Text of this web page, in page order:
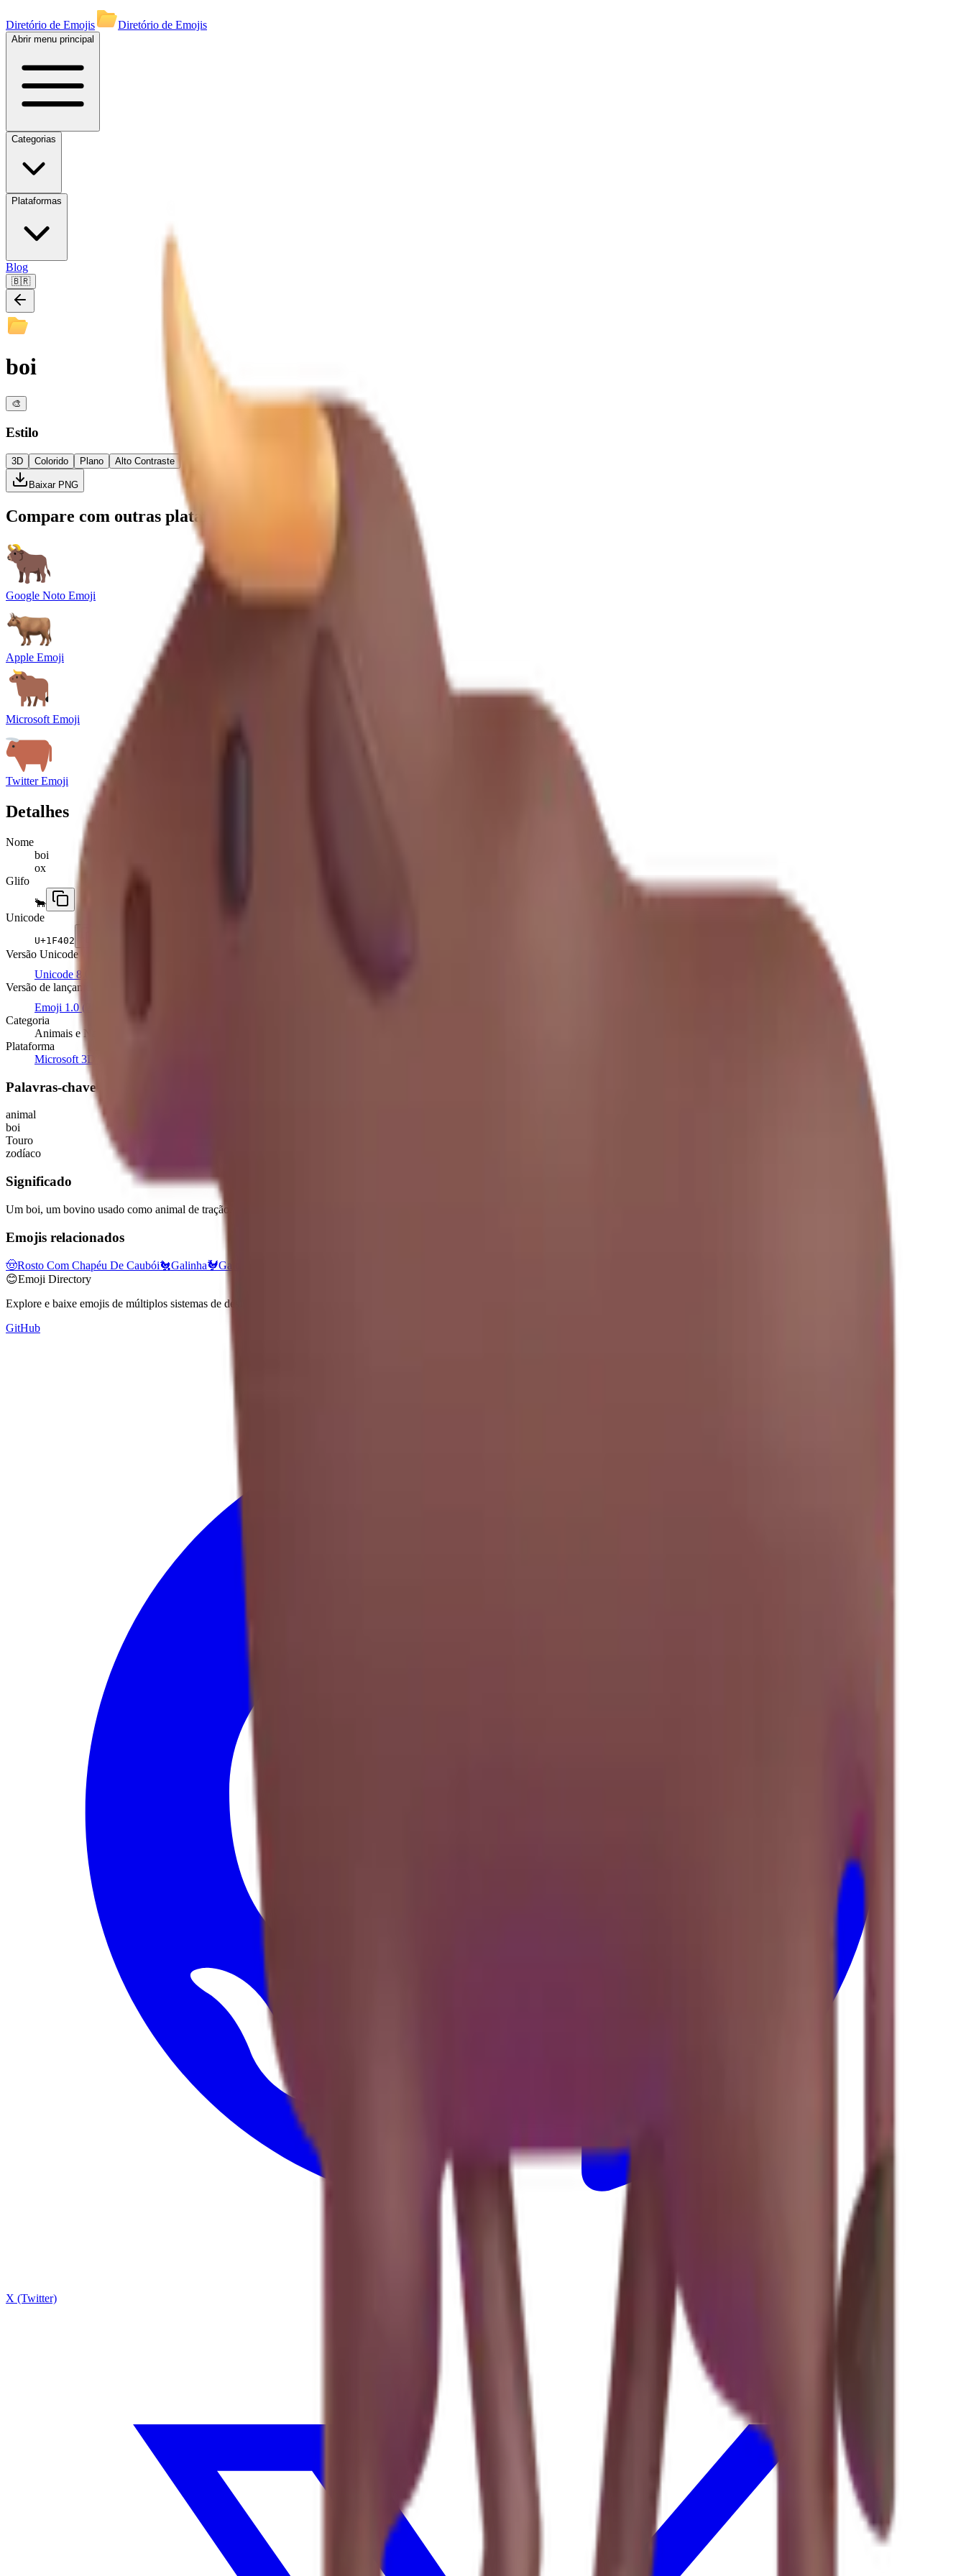
Diretório de Emojis Diretório de Emojis
Abrir menu principal
Categorias
Plataformas
Blog
🇧🇷
boi
🎨
Estilo
3D Colorido Plano Alto Contraste
Baixar PNG
Compare com outras plataformas
Google Noto Emoji
Apple Emoji
Microsoft Emoji
Twitter Emoji
Detalhes
Nome
boi
ox
Glifo
🐂
Unicode
U+1F402
Versão Unicode
Unicode 8.0
Versão de lançamento
Emoji 1.0(2015)
Categoria
Animais e Natureza
Plataforma
Microsoft 3D Fluent Emoji
Palavras-chave
animal
boi
Touro
zodíaco
Significado
Um boi, um bovino usado como animal de tração. Representado em marrom em perfil completo sobre quatro patas voltado para a esquerda, com cauda e chifres curtos.
Emojis relacionados
🤠Rosto Com Chapéu De Caubói🐔Galinha🐓Galo
😊Emoji Directory
Explore e baixe emojis de múltiplos sistemas de design — Apple, Google, Microsoft e muito mais, tudo em um só lugar.
GitHub
X (Twitter)